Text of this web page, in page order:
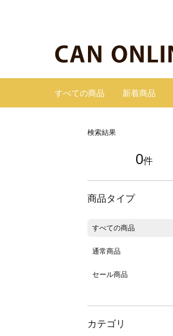
すべての商品 新着商品
検索結果
0件
商品タイプ
すべての商品
通常商品
セール商品
カテゴリ